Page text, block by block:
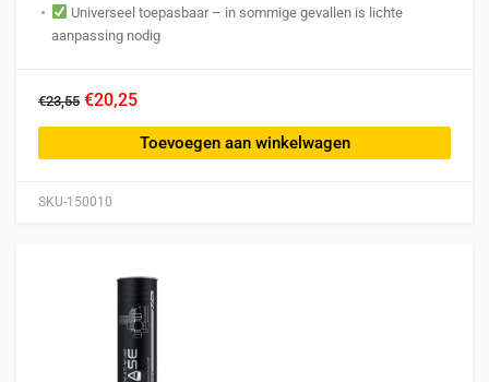
SKU-150010
Universeel toepasbaar – in sommige gevallen is lichte
aanpassing nodig
€23,55 €20,25
Toevoegen aan winkelwagen